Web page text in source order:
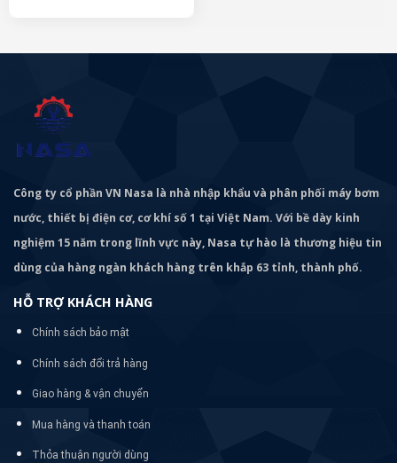
Công ty cổ phần VN Nasa là nhà nhập khẩu và phân phối máy bơm
nước, thiết bị điện cơ, cơ khí số 1 tại Việt Nam. Với bề dày kinh
nghiệm 15 năm trong lĩnh vực này, Nasa tự hào là thương hiệu tin
dùng của hàng ngàn khách hàng trên khắp 63 tỉnh, thành phố.
HỖ TRỢ KHÁCH HÀNG
Chính sách bảo mật
Chính sách đổi trả hàng
Giao hàng & vận chuyển
Mua hàng và thanh toán
Thỏa thuận người dùng